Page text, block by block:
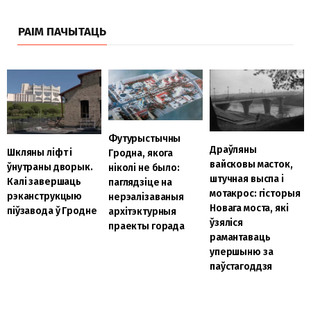
РАІМ ПАЧЫТАЦЬ
Шкляны ліфт і
ўнутраны дворык.
Калі завершаць
рэканструкцыю
піўзавода ў Гродне
Футурыстычны
Гродна, якога
ніколі не было:
паглядзіце на
нерэалізаваныя
архітэктурныя
праекты горада
Драўляны
вайсковы масток,
штучная выспа і
мотакрос: гісторыя
Новага моста, які
ўзяліся
рамантаваць
упершыню за
паўстагоддзя